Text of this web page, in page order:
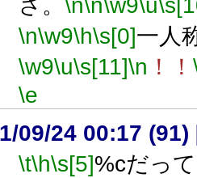
さ。 \n\n\w9\u
\n\w9\h\s[0]一人
\w9\u\s[11]\n ！！
\e
09/24 00:17 (91)
\t\h\s[5]%cだっ